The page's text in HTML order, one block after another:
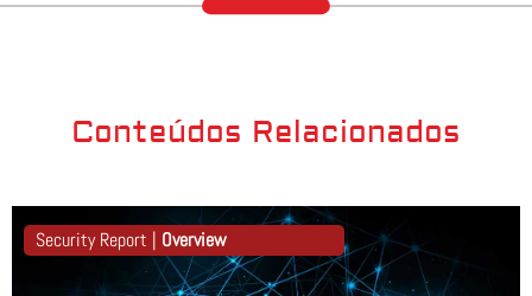
Conteúdos Relacionados
Security Report | Overview